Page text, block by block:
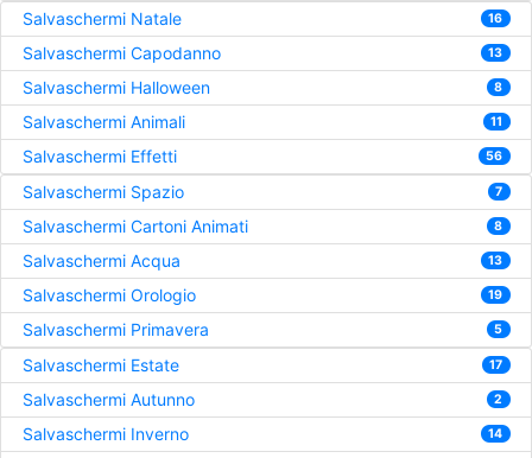
Salvaschermi Natale 16
Salvaschermi Capodanno 13
Salvaschermi Halloween 8
Salvaschermi Animali 11
Salvaschermi Effetti 56
Salvaschermi Spazio 7
Salvaschermi Cartoni Animati 8
Salvaschermi Acqua 13
Salvaschermi Orologio 19
Salvaschermi Primavera 5
Salvaschermi Estate 17
Salvaschermi Autunno 2
Salvaschermi Inverno 14